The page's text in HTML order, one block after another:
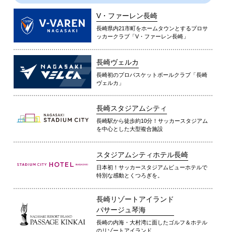
V・ファーレン長崎
長崎県内21市町をホームタウンとするプロサ
ッカークラブ「V・ファーレン長崎」
長崎ヴェルカ
長崎初のプロバスケットボールクラブ「長崎
ヴェルカ」
長崎スタジアムシティ
長崎駅から徒歩約10分！サッカースタジアム
を中心とした大型複合施設
スタジアムシティホテル長崎
日本初！サッカースタジアムビューホテルで
特別な感動とくつろぎを。
長崎リゾートアイランド
パサージュ琴海
長崎の内海・大村湾に面したゴルフ＆ホテル
のリゾートアイランド